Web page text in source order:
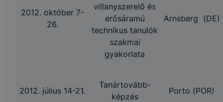
2012. október 7-
26.
villanyszerelő és
erősáramú
technikus tanulók
szakmai
gyakorlata
Arnsberg (DE)
2012. július 14-21.
Tanártovább-
képzés
Porto (POR)